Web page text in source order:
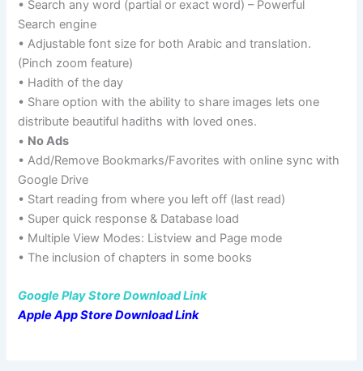
• Search any word (partial or exact word) – Powerful
Search engine
• Adjustable font size for both Arabic and translation.
(Pinch zoom feature)
• Hadith of the day
• Share option with the ability to share images lets one
distribute beautiful hadiths with loved ones.
• No Ads
• Add/Remove Bookmarks/Favorites with online sync with
Google Drive
• Start reading from where you left off (last read)
• Super quick response & Database load
• Multiple View Modes: Listview and Page mode
• The inclusion of chapters in some books
Google Play Store Download Link
Apple App Store Download Link